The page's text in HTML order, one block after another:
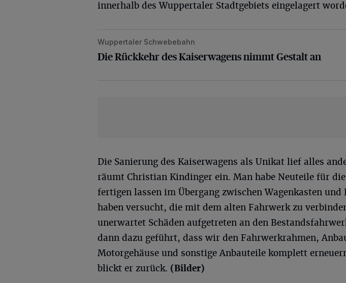
innerhalb des Wuppertaler Stadtgebiets eingelagert
Die Rückkehr des Kaiserwagens nimmt Gestalt an
Wuppertaler Schwebebahn
Die Rückkehr des Kaiserwagens nimmt Gestalt an
Die Sanierung des Kaiserwagens als Unikat lief alles
räumt Christian Kindinger ein. Man habe Neuteile für
fertigen lassen im Übergang zwischen Wagenkasten
haben versucht, die mit dem alten Fahrwerk zu
unerwartet Schäden aufgetreten an den
dann dazu geführt, dass wir den Fahrwerkrahmen,
Motorgehäuse und sonstige Anbauteile komplett
blickt er zurück. (Bilder)